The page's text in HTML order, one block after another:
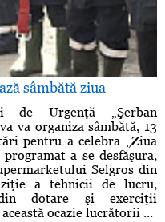
sâmbătă ziua
de Urgenţă „Şerban
va organiza sâmbătă, 13
pentru a celebra „Ziua
a se desfăşura,
Selgros din
a tehnicii de lucru,
dotare şi exerciţii
ocazie lucrătorii ...